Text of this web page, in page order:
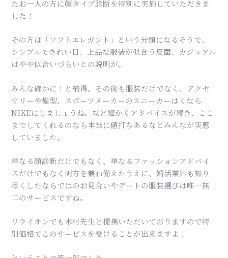
たお一人の方に顔タイプ診断を特別に実施していただきま
した！
その方は「ソフトエレガント」という分類になるそうで、
シンプルできれい目、上品な服装が似合う反面、カジュアル
はやや似合いづらいとの説明が。
みんな確かに！と納得。その後も服装だけでなく、アクセ
サリーや髪型、スポーツメーカーのスニーカーはくなら
NIKEにしましょうね。など細かくアドバイスが続き、ここ
までしてくれるのなら本当に値打ちあるなとみんなが実感
していました。
単なる顔診断だけでもなく、単なるファッションアドバイ
スだけでもなく両方を兼ね備えたうえに、婚活業界も知り
尽くしたならではのお見合いやデートの服装選びは唯一無
二のサービスですね。
リライオンでも木村先生と提携いただいておりますので特
別価格でこのサービスを受けることが出来ますよ！